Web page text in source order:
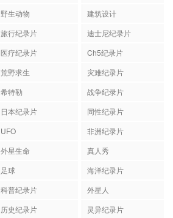
野生动物
建筑设计
旅行纪录片
迪士尼纪录片
医疗纪录片
Ch5纪录片
荒野求生
灾难纪录片
希特勒
战争纪录片
日本纪录片
同性纪录片
UFO
非洲纪录片
外星生命
真人秀
足球
海洋纪录片
科普纪录片
外星人
历史纪录片
灵异纪录片